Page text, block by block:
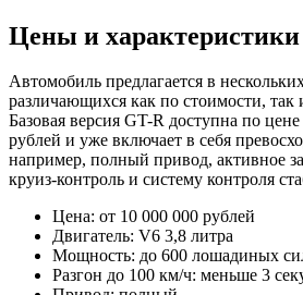
Цены и характеристики
Автомобиль предлагается в
различающихся как по стоимости, так
Базовая версия GT-R доступна по
рублей и уже включает в себя
например, полный привод, активное
круиз-контроль и систему контроля
Цена: от 10 000 000 рублей
Двигатель: V6 3,8 литра
Мощность: до 600 лошадиных
Разгон до 100 км/ч: меньше 3